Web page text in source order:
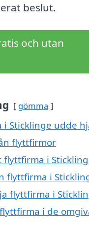
beslut.
och utan
gömma
Sticklinge udde
flyttfirmor
i
flyttfirma i
flyttfirma i
i de